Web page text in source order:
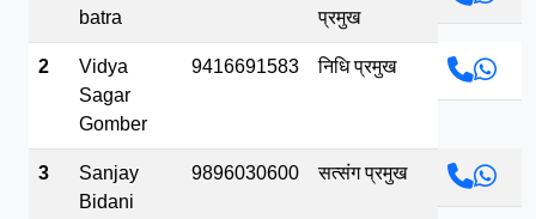
batra
प्रमुख
2
Vidya
Sagar
Gomber
9416691583 निधि प्रमुख
3
Sanjay
Bidani
9896030600 सत्संग प्रमुख